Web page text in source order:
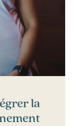
la